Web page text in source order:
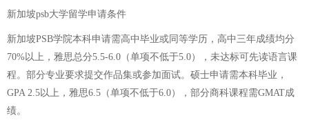
新加坡psb大学留学申请条件
新加坡PSB学院本科申请需高中毕业或同等学历，高中三年成绩均分
70%以上，雅思总分5.5-6.0（单项不低于5.0），未达标可先读语言课
程。部分专业要求提交作品集或参加面试。硕士申请需本科毕业，
GPA 2.5以上，雅思6.5（单项不低于6.0），部分商科课程需GMAT成
绩。